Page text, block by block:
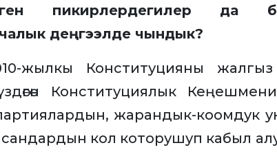
пикирлердегилер да
деңгээлде чындык?
жылкы Конституцияны жалгыз
Конституциялык
жарандык-коомдук
кол которушуп кабыл